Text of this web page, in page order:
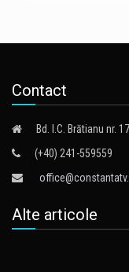
Contact
Bd. I.C. Brătianu nr.
(+40) 241-559559
Alte articole